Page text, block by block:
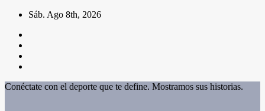
Saltar
contenido
Sáb. Ago 8th, 2026
Conéctate con el deporte que te define. Mostramos sus historias.